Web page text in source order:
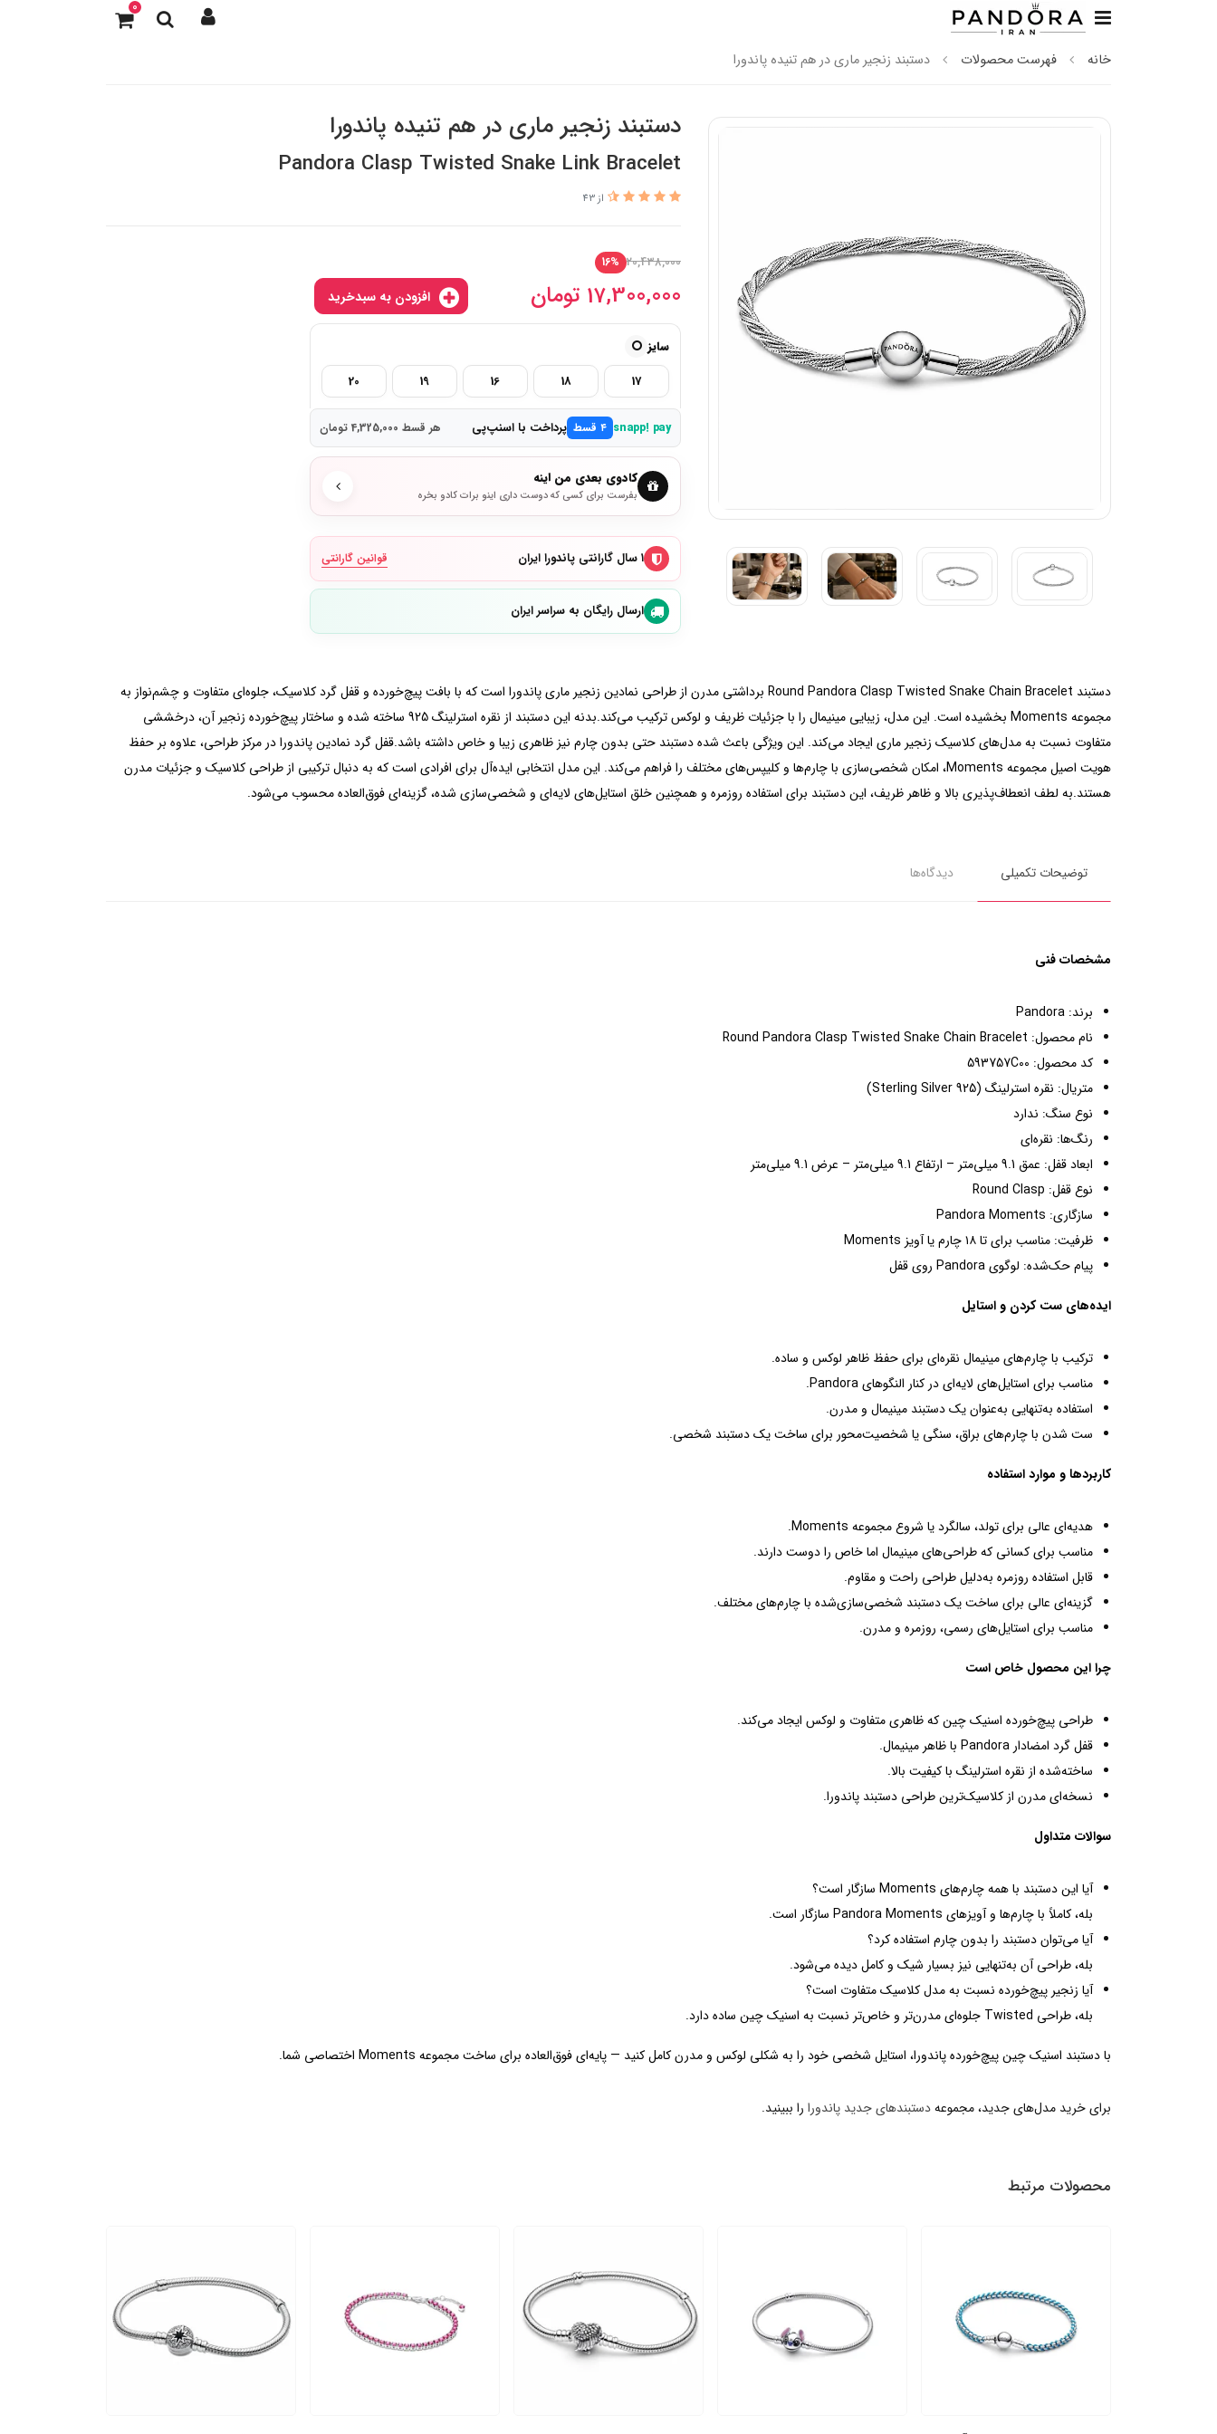
0
خانه فهرست محصولات دستبند زنجیر ماری در هم تنیده پاندورا
دستبند زنجیر ماری در هم تنیده پاندورا
Pandora Clasp Twisted Snake Link Bracelet
از 43
20,438,000
16%
17,300,000 تومان
سایز
17
18
16
19
20
snapp! pay ۴ قسط پرداخت با اسنپ‌پی هر قسط 4,325,000 تومان
کادوی بعدی من اینه
بفرست برای کسی که دوست داری اینو برات کادو بخره
۱ سال گارانتی پاندورا ایران قوانین گارانتی
ارسال رایگان به سراسر ایران
دستبند Round Pandora Clasp Twisted Snake Chain Bracelet برداشتی مدرن از طراحی نمادین زنجیر ماری پاندورا است که با بافت پیچ‌خورده و قفل گرد کلاسیک، جلوه‌ای متفاوت و چشم‌نواز به
مجموعه Moments بخشیده است. این مدل، زیبایی مینیمال را با جزئیات ظریف و لوکس ترکیب می‌کند.بدنه این دستبند از نقره استرلینگ 925 ساخته شده و ساختار پیچ‌خورده زنجیر آن، درخششی
متفاوت نسبت به مدل‌های کلاسیک زنجیر ماری ایجاد می‌کند. این ویژگی باعث شده دستبند حتی بدون چارم نیز ظاهری زیبا و خاص داشته باشد.قفل گرد نمادین پاندورا در مرکز طراحی، علاوه بر حفظ
هویت اصیل مجموعه Moments، امکان شخصی‌سازی با چارم‌ها و کلیپس‌های مختلف را فراهم می‌کند. این مدل انتخابی ایده‌آل برای افرادی است که به دنبال ترکیبی از طراحی کلاسیک و جزئیات مدرن
هستند.به لطف انعطاف‌پذیری بالا و ظاهر ظریف، این دستبند برای استفاده روزمره و همچنین خلق استایل‌های لایه‌ای و شخصی‌سازی شده، گزینه‌ای فوق‌العاده محسوب می‌شود.
توضیحات تکمیلی دیدگاه‌ها
مشخصات فنی
برند: Pandora
نام محصول: Round Pandora Clasp Twisted Snake Chain Bracelet
کد محصول: 593757C00
متریال: نقره استرلینگ (Sterling Silver 925)
نوع سنگ: ندارد
رنگ‌ها: نقره‌ای
ابعاد قفل: عمق 9.1 میلی‌متر – ارتفاع 9.1 میلی‌متر – عرض 9.1 میلی‌متر
نوع قفل: Round Clasp
سازگاری: Pandora Moments
ظرفیت: مناسب برای تا ۱۸ چارم یا آویز Moments
پیام حک‌شده: لوگوی Pandora روی قفل
ایده‌های ست کردن و استایل
ترکیب با چارم‌های مینیمال نقره‌ای برای حفظ ظاهر لوکس و ساده.
مناسب برای استایل‌های لایه‌ای در کنار النگوهای Pandora.
استفاده به‌تنهایی به‌عنوان یک دستبند مینیمال و مدرن.
ست شدن با چارم‌های براق، سنگی یا شخصیت‌محور برای ساخت یک دستبند شخصی.
کاربردها و موارد استفاده
هدیه‌ای عالی برای تولد، سالگرد یا شروع مجموعه Moments.
مناسب برای کسانی که طراحی‌های مینیمال اما خاص را دوست دارند.
قابل استفاده روزمره به‌دلیل طراحی راحت و مقاوم.
گزینه‌ای عالی برای ساخت یک دستبند شخصی‌سازی‌شده با چارم‌های مختلف.
مناسب برای استایل‌های رسمی، روزمره و مدرن.
چرا این محصول خاص است
طراحی پیچ‌خورده اسنیک چین که ظاهری متفاوت و لوکس ایجاد می‌کند.
قفل گرد امضادار Pandora با ظاهر مینیمال.
ساخته‌شده از نقره استرلینگ با کیفیت بالا.
نسخه‌ای مدرن از کلاسیک‌ترین طراحی دستبند پاندورا.
سوالات متداول
آیا این دستبند با همه چارم‌های Moments سازگار است؟
بله، کاملاً با چارم‌ها و آویزهای Pandora Moments سازگار است.
آیا می‌توان دستبند را بدون چارم استفاده کرد؟
بله، طراحی آن به‌تنهایی نیز بسیار شیک و کامل دیده می‌شود.
آیا زنجیر پیچ‌خورده نسبت به مدل کلاسیک متفاوت است؟
بله، طراحی Twisted جلوه‌ای مدرن‌تر و خاص‌تر نسبت به اسنیک چین ساده دارد.
با دستبند اسنیک چین پیچ‌خورده پاندورا، استایل شخصی خود را به شکلی لوکس و مدرن کامل کنید — پایه‌ای فوق‌العاده برای ساخت مجموعه Moments اختصاصی شما.
برای خرید مدل‌های جدید، مجموعهدستبندهای جدید پاندورا را ببینید.
محصولات مرتبط